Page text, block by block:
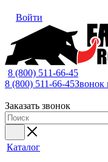
Войти
8 (800) 511-66-45
8 (800) 511-66-45Звонок
Заказать звонок
Каталог